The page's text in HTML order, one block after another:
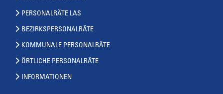
PERSONALRÄTE LAS
BEZIRKSPERSONALRÄTE
KOMMUNALE PERSONALRÄTE
ÖRTLICHE PERSONALRÄTE
INFORMATIONEN